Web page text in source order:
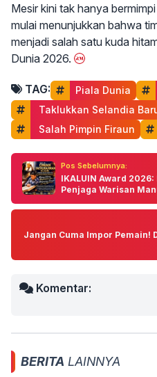
Mesir kini tak hanya
mulai menunjukkan bahwa
menjadi salah satu kuda
Dunia 2026.
TAG: Piala Dunia
Taklukkan Selandia
Salah Pimpin Firaun
Pos Sebelumnya:
IKALUIN Award
Penjaga Warisan
Jangan Cuma Impor Pemain!
Komentar:
BERITA LAINNYA